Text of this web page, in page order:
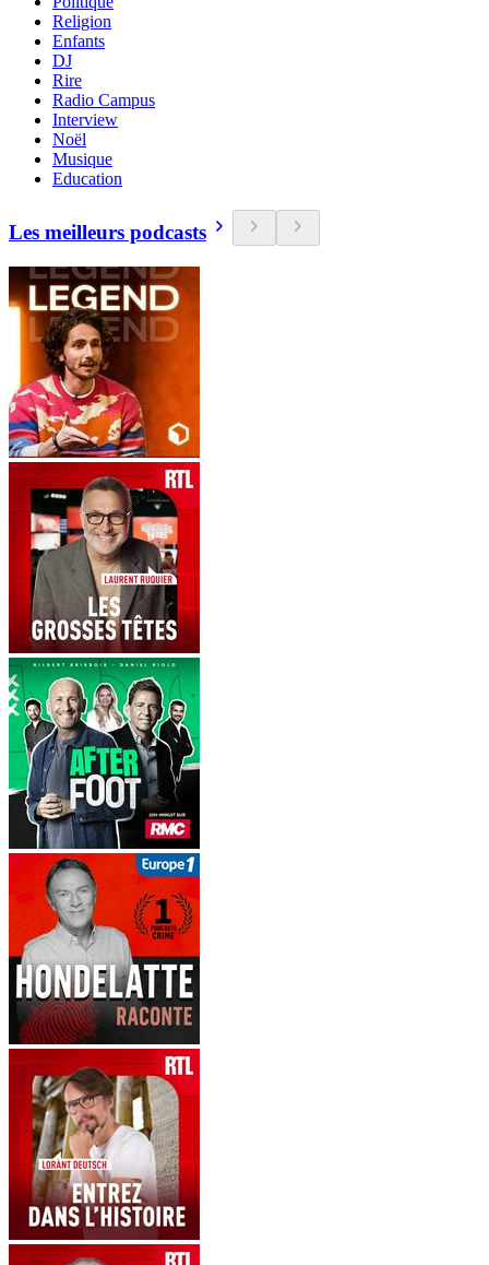
Religion
Enfants
DJ
Rire
Radio Campus
Interview
Noël
Musique
Education
Les meilleurs podcasts